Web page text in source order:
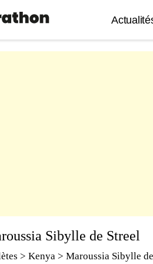
Sibylle de Streel
> Kenya > Maroussia Sibylle